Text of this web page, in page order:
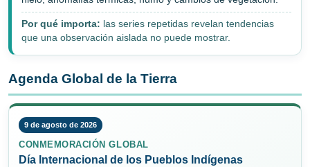
Por qué importa: las series repetidas revelan tendencias
que una observación aislada no puede mostrar.
Agenda Global de la Tierra
9 de agosto de 2026
CONMEMORACIÓN GLOBAL
Día Internacional de los Pueblos Indígenas